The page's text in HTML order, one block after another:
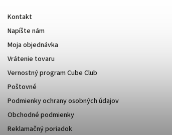
Kontakt
Napíšte nám
Moja objednávka
Vrátenie tovaru
Vernostný program Cube Club
Poštovné
Podmienky ochrany osobných údajov
Obchodné podmienky
Reklamačný poriadok